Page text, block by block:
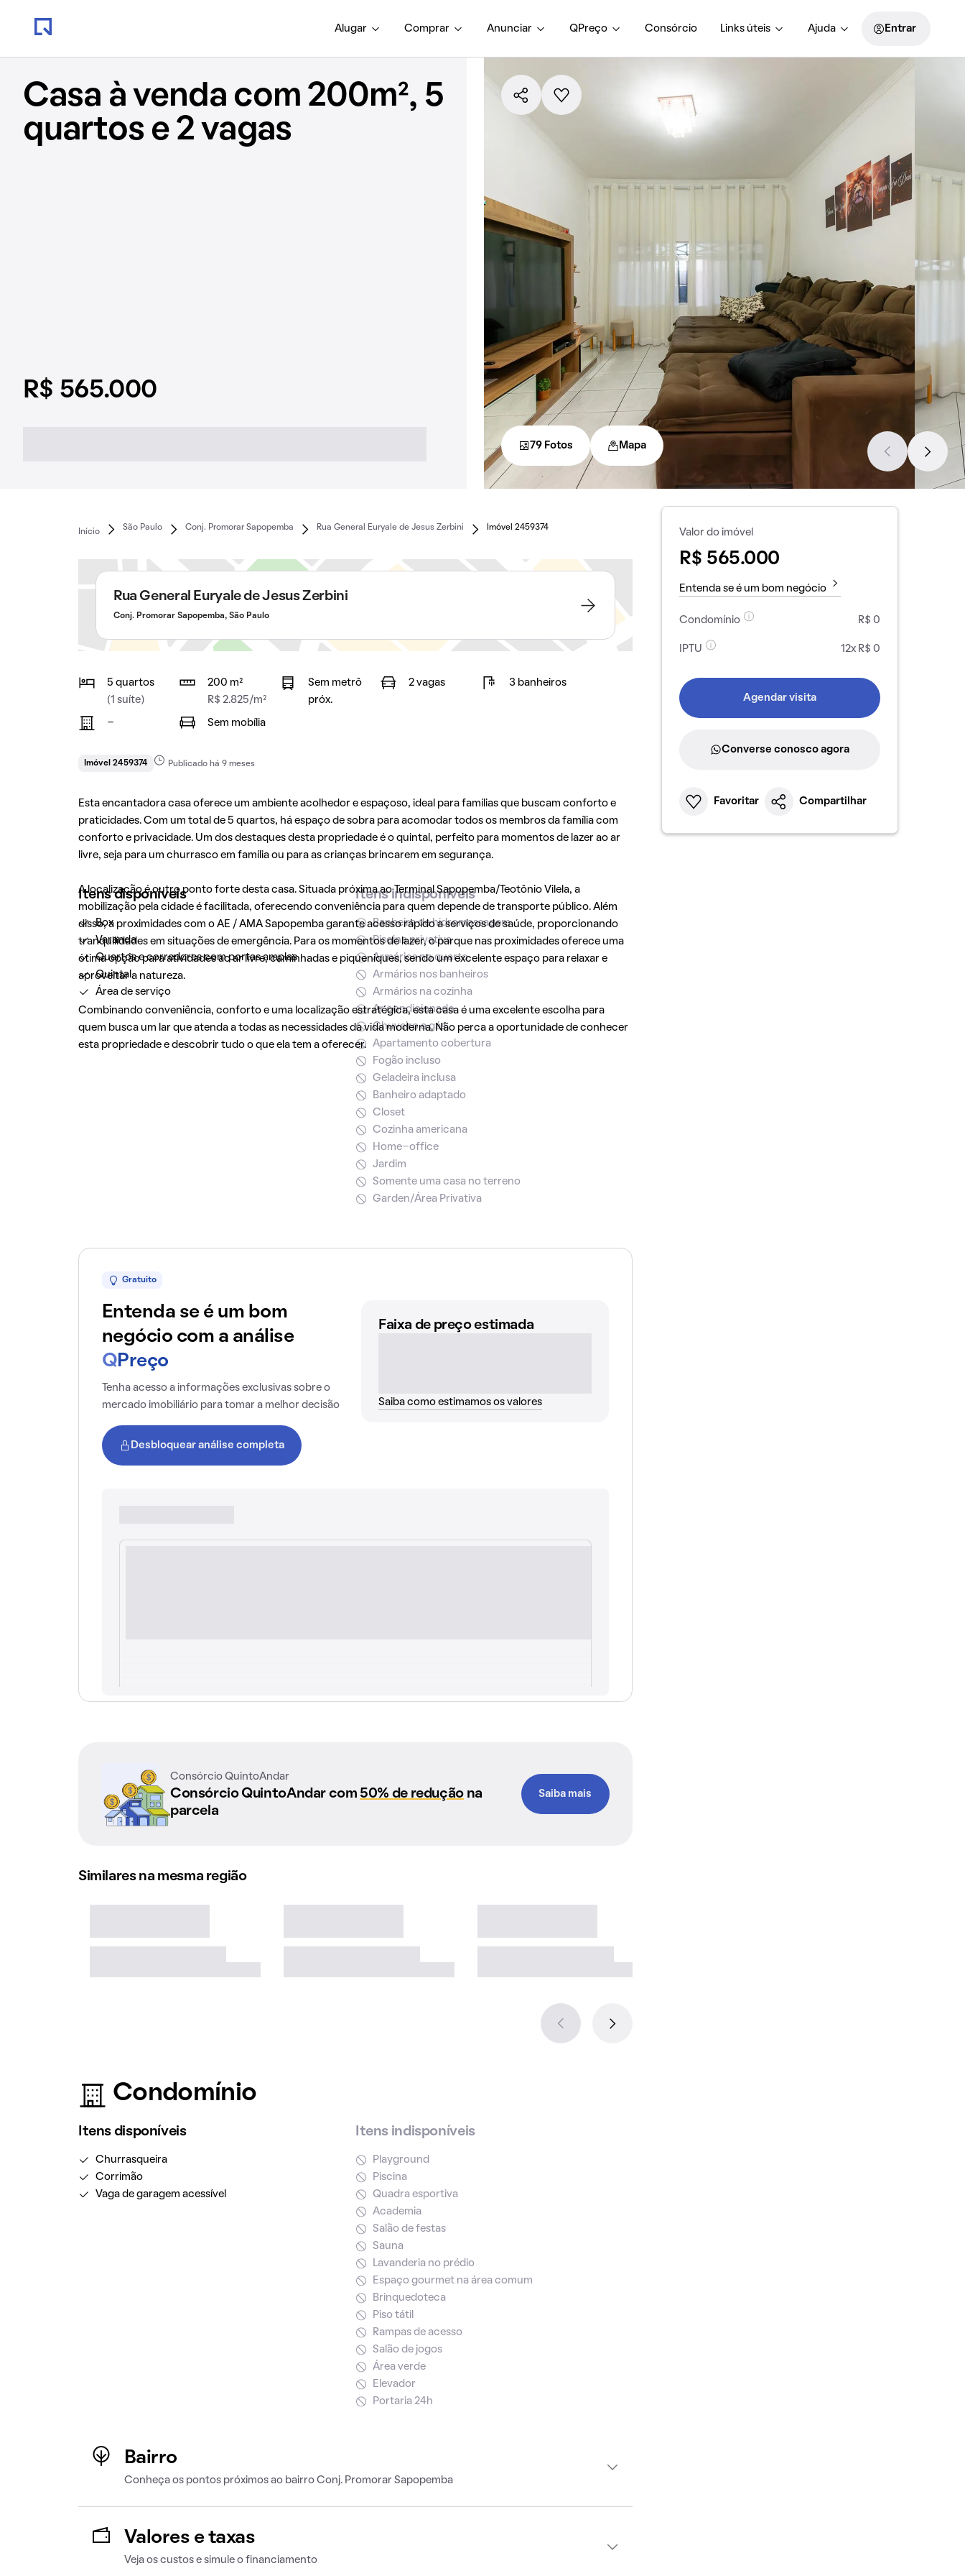
Alugar Comprar Anunciar QPreço Consórcio Links úteis Ajuda Entrar
Casa à venda com 200m², 5
quartos e 2 vagas
R$ 565.000
79 Fotos Mapa
Início
São Paulo Conj. Promorar Sapopemba Rua General Euryale de Jesus Zerbini Imóvel 2459374
Rua General Euryale de Jesus Zerbini
Conj. Promorar Sapopemba, São Paulo
5 quartos
(1 suíte)
200 m²
R$ 2.825/m²
Sem metrô
próx.
2 vagas 3 banheiros
- Sem mobília
Imóvel 2459374 Publicado há 9 meses
Esta encantadora casa oferece um ambiente acolhedor e espaçoso, ideal para famílias que buscam conforto e
praticidades. Com um total de 5 quartos, há espaço de sobra para acomodar todos os membros da família com
conforto e privacidade. Um dos destaques desta propriedade é o quintal, perfeito para momentos de lazer ao ar
livre, seja para um churrasco em família ou para as crianças brincarem em segurança.
A localização é outro ponto forte desta casa. Situada próxima ao Terminal Sapopemba/Teotônio Vilela, a
mobilização pela cidade é facilitada, oferecendo conveniência para quem depende de transporte público. Além
disso, a proximidades com o AE / AMA Sapopemba garante acesso rápido a serviços de saúde, proporcionando
tranquilidades em situações de emergência. Para os momentos de lazer, o parque nas proximidades oferece uma
ótima opção para atividades ao ar livre, caminhadas e piqueniques, sendo um excelente espaço para relaxar e
aproveitar a natureza.
Combinando conveniência, conforto e uma localização estratégica, esta casa é uma excelente escolha para
quem busca um lar que atenda a todas as necessidades da vida moderna. Não perca a oportunidade de conhecer
esta propriedade e descobrir tudo o que ela tem a oferecer.
Itens disponíveis
Box
Varanda
Quartos e corredores com portas amplas
Quintal
Área de serviço
Itens indisponíveis
Banheira de hidromassagem
Piscina privativa
Armários no quarto
Armários nos banheiros
Armários na cozinha
Ar condicionado
Chuveiro a gás
Apartamento cobertura
Fogão incluso
Geladeira inclusa
Banheiro adaptado
Closet
Cozinha americana
Home-office
Jardim
Somente uma casa no terreno
Garden/Área Privativa
Gratuito
Entenda se é um bom
negócio com a análise
Q Preço
Tenha acesso a informações exclusivas sobre o
mercado imobiliário para tomar a melhor decisão
Desbloquear análise completa
Faixa de preço estimada
Saiba como estimamos os valores
Consórcio QuintoAndar
Consórcio QuintoAndar com 50% de reduçãona
parcela
Saiba mais
Similares na mesma região
Condomínio
Itens disponíveis
Churrasqueira
Corrimão
Vaga de garagem acessível
Itens indisponíveis
Playground
Piscina
Quadra esportiva
Academia
Salão de festas
Sauna
Lavanderia no prédio
Espaço gourmet na área comum
Brinquedoteca
Piso tátil
Rampas de acesso
Salão de jogos
Área verde
Elevador
Portaria 24h
Bairro
Conheça os pontos próximos ao bairro Conj. Promorar Sapopemba
Valores e taxas
Veja os custos e simule o financiamento
Valor do imóvel
R$ 565.000
Entenda se é um bom negócio
Condomínio R$ 0
IPTU 12x R$ 0
Agendar visita
Converse conosco agora
Favoritar Compartilhar